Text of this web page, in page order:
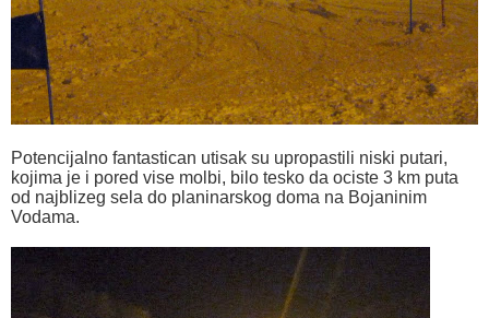
Potencijalno fantastican utisak su upropastili niski putari,
kojima je i pored vise molbi, bilo tesko da ociste 3 km puta
od najblizeg sela do planinarskog doma na Bojaninim
Vodama.